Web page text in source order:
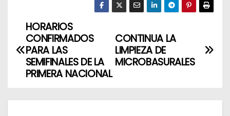
N
a
e
CONTINUA LA
LIMPIEZA DE
MICROBASURALES
HORARIOS
CONFIRMADOS
PARA LAS
SEMIFINALES DE LA
PRIMERA NACIONAL